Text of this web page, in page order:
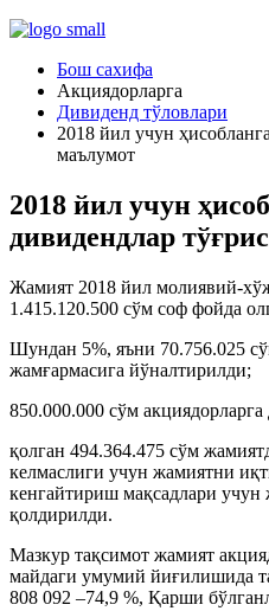
Бош сахифа
Акциядорларга
Дивиденд тўловлари
2018 йил учун
маълумот
2018 йил учун
дивидендлар
Жамият 2018 йил молиявий-
1.415.120.500 сўм соф фойда
Шундан 5%, яъни 70.756.025
жамғармасига йўналтирилди;
850.000.000 сўм
қолган 494.364.475 сўм
келмаслиги учун жамиятни
кенгайтириш мақсадлари учун
қолдирилди.
Мазкур тақсимот жамият
майдаги умумий йиғилишида
808 092 –74,9 %, Қарши